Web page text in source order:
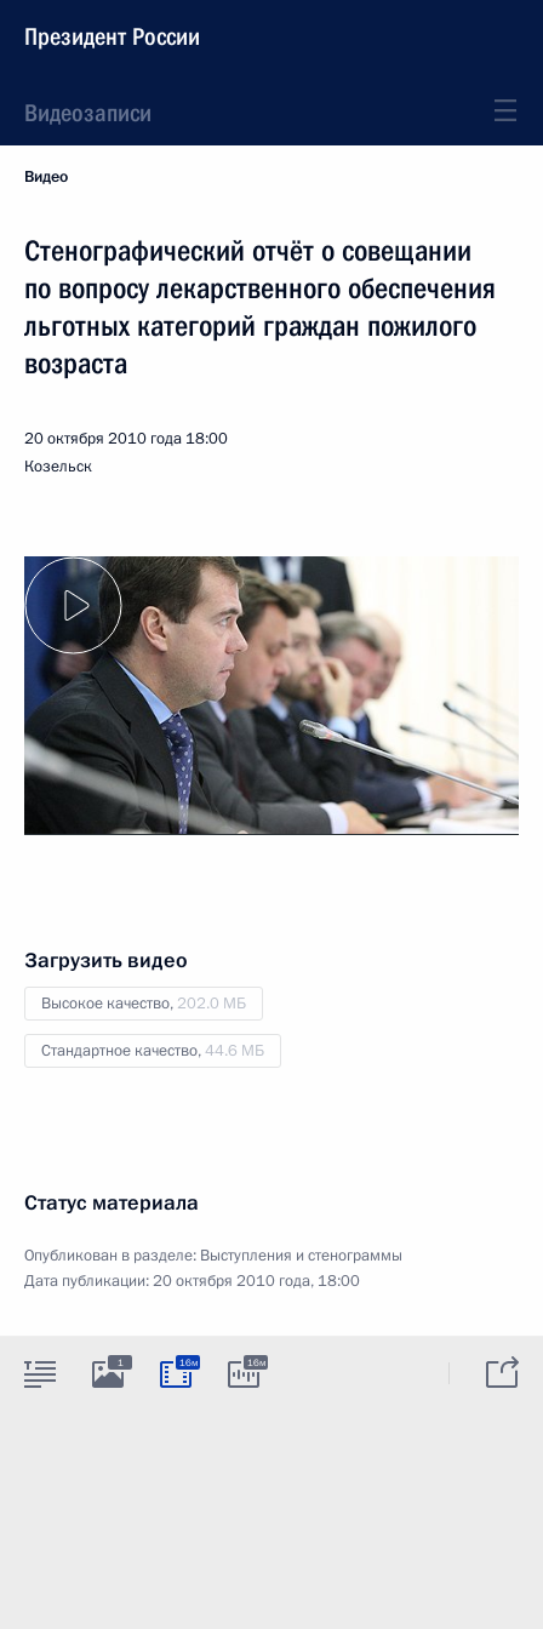
Президент России
Видеозаписи
Видео
Стенографический отчёт о совещании
по вопросу лекарственного обеспечения
льготных категорий граждан пожилого
возраста
20 октября 2010 года 18:00
Козельск
Загрузить видео
Высокое качество, 202.0 МБ
Стандартное качество,44.6 МБ
Статус материала
Опубликован в разделе: Выступления и стенограммы
Дата публикации:20 октября 2010 года, 18:00
1 16м 16м